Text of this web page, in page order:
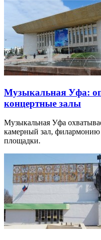
Музыкальная Уфа:
концертные залы
Музыкальная Уфа
камерный зал,
площадки.